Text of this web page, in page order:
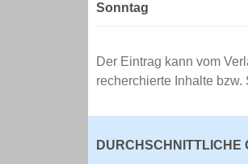
Sonntag
Der Eintrag kann vom
recherchierte Inhalte bzw.
DURCHSCHNITTLICHE